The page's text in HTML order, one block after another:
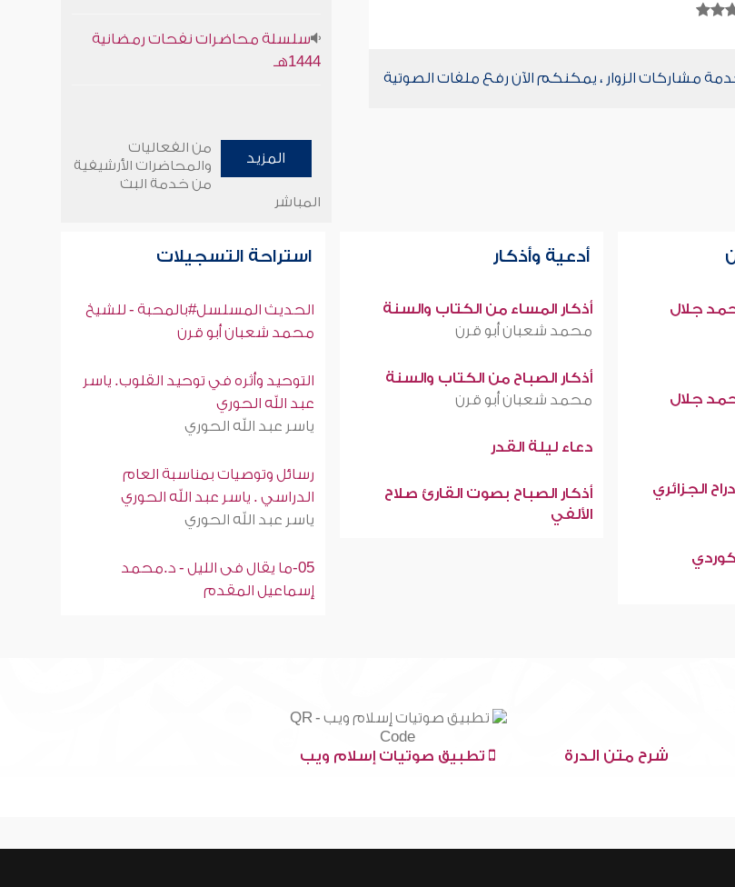
مشاركات الزوار ، يمكنكم الآن رفع ملفات الصوتية
سلسلة محاضرات نفحات رمضانية
1444هـ
المزيد
من الفعاليات
والمحاضرات الأرشيفية
من خدمة البث
المباشر
جلال
جلال
الجزائري
أدعية وأذكار
أذكار المساء من الكتاب والسنة
محمد شعبان أبو قرن
أذكار الصباح من الكتاب والسنة
محمد شعبان أبو قرن
دعاء ليلة القدر
أذكار الصباح بصوت القارئ صلاح
الألفي
استراحة التسجيلات
الحديث المسلسل#بالمحبة - للشيخ
محمد شعبان أبو قرن
التوحيد وأثره في توحيد القلوب. ياسر
عبد الله الحوري
ياسر عبد الله الحوري
رسائل وتوصيات بمناسبة العام
الدراسي . ياسر عبد الله الحوري
ياسر عبد الله الحوري
05-ما يقال فى الليل - د.محمد
إسماعيل المقدم
شرح متن الدرة تطبيق صوتيات إسلام ويب